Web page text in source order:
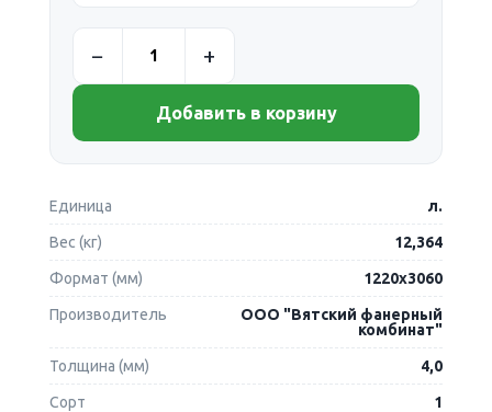
Добавить в корзину
Единица л.
Вес (кг) 12,364
Формат (мм) 1220х3060
Производитель
ООО "Вятский фанерный
комбинат"
Толщина (мм) 4,0
Сорт 1